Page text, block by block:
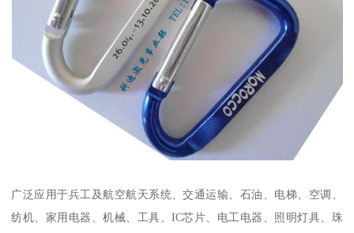
广泛应用于兵工及航空航天系统、交通运输、石油、电梯、空调、
纺机、家用电器、机械、工具、IC芯片、电工电器、照明灯具、珠